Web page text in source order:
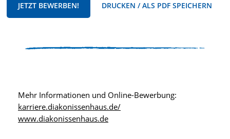
JETZT BEWERBEN! DRUCKEN / ALS PDF SPEICHERN
Mehr Informationen und Online-Bewerbung:
karriere.diakonissenhaus.de/
www.diakonissenhaus.de